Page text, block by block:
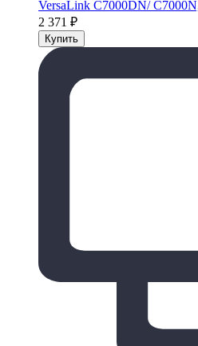
VersaLink C7000DN/
2 371 ₽